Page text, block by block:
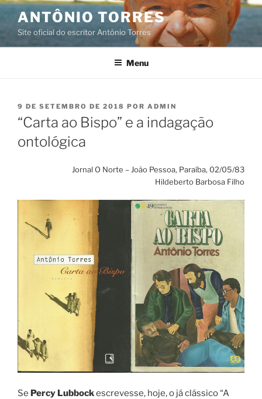
Pular
para
conteúdo
ANTÔNIO TORRES
Site oficial do escritor Antônio Torres
Menu
PUBLICADO
EM
9 DE SETEMBRO DE 2018 POR ADMIN
“Carta ao Bispo” e a indagação
ontológica
Jornal O Norte – João Pessoa, Paraíba, 02/05/83
Hildeberto Barbosa Filho
Se Percy Lubbockescrevesse, hoje, o já clássico “A